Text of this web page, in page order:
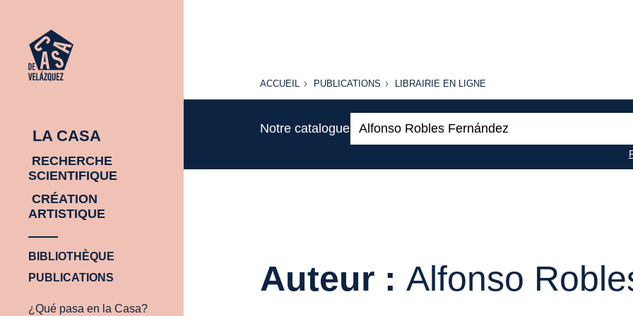
LA CASA
RECHERCHE
SCIENTIFIQUE
CRÉATION
ARTISTIQUE
BIBLIOTHÈQUE
PUBLICATIONS
¿Qué pasa en la Casa?
ACCUEIL
ACCUEIL PUBLICATIONS
PUBLICATIONS
LIBRAIRIE
LIBRAIRIE EN LIGNE
Notre catalogue:
Auteur :Alfonso